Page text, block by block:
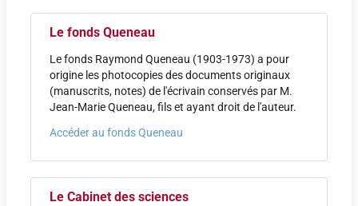
Le fonds Queneau
Le fonds Raymond Queneau (1903-1973) a pour
origine les photocopies des documents originaux
(manuscrits, notes) de l'écrivain conservés par M.
Jean-Marie Queneau, fils et ayant droit de l'auteur.
Accéder au fonds Queneau
Le Cabinet des sciences